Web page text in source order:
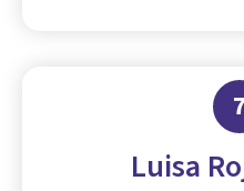
Luisa